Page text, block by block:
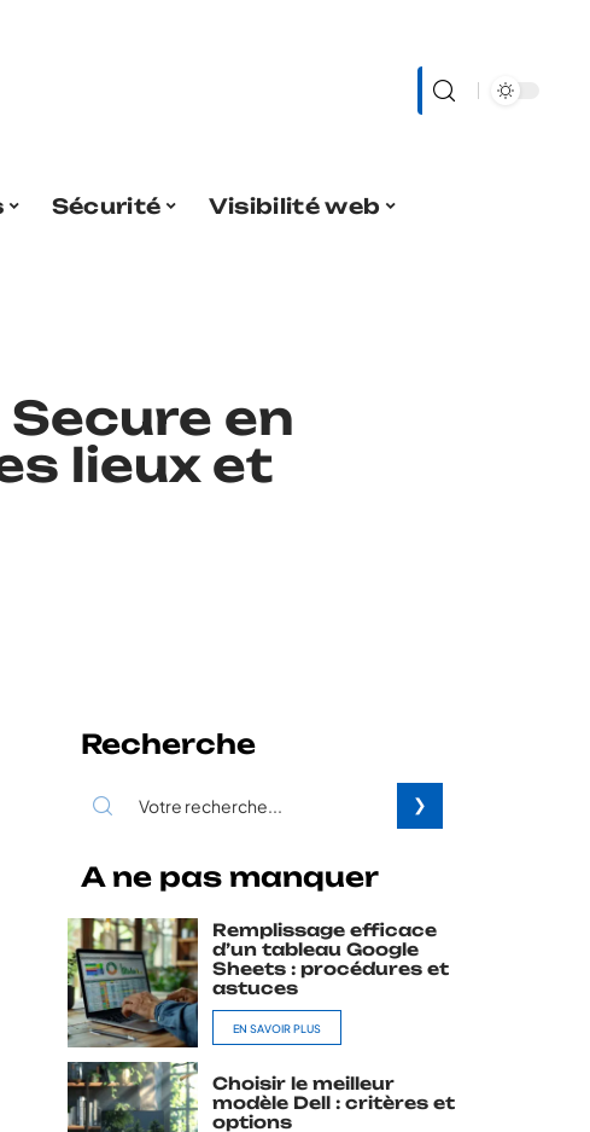
Sécurité Visibilité web
en
lieux et
Recherche
A ne pas manquer
Remplissage efficace
d’un tableau Google
Sheets : procédures et
astuces
EN SAVOIR PLUS
Choisir le meilleur
modèle Dell : critères et
options